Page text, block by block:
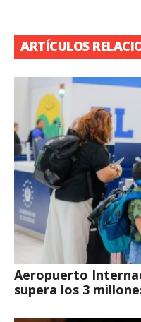
ARTÍCULOS
Aeropuerto
supera los 3